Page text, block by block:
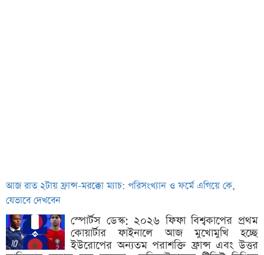
আজ রাত ২টায় ফ্রান্স-মরক্কো ম্যাচ: পরিসংখ্যান ও ফর্মে এগিয়ে কে,
যেভাবে দেখবেন
স্পোর্টস ডেস্ক: ২০২৬ ফিফা বিশ্বকাপের প্রথম
কোয়ার্টার ফাইনালে আজ মুখোমুখি হচ্ছে
ইউরোপের অন্যতম পরাশক্তি ফ্রান্স এবং উত্তর